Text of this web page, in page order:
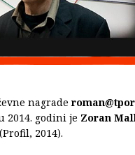
nagrade
2014. godini je Zoran
2014).